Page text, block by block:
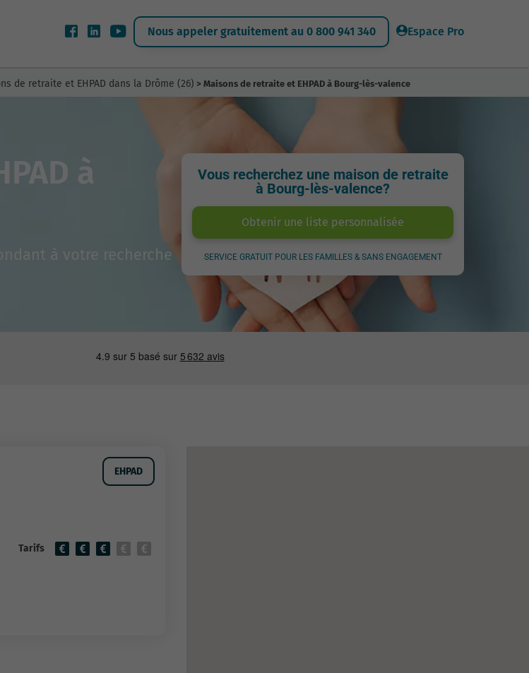
Nous appeler gratuitement au 0 800 941 340 Espace Pro
de retraite et EHPAD dans la Drôme (26) > Maisons de retraite et EHPAD à Bourg-lès-valence
à
à votre recherche
Vous recherchez une maison de retraite
à Bourg-lès-valence?
Obtenir une liste personnalisée
SERVICE GRATUIT POUR LES FAMILLES & SANS ENGAGEMENT
EHPAD
Tarifs